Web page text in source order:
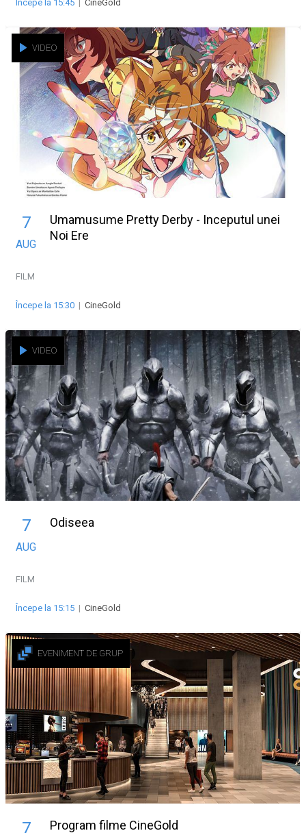
Începe la 15:45 CineGold
VIDEO
7
AUG
Umamusume Pretty Derby - Inceputul unei
Noi Ere
FILM
Începe la 15:30 | CineGold
VIDEO
7
AUG
Odiseea
FILM
Începe la 15:15 | CineGold
EVENIMENT DE GRUP
7 Program filme CineGold